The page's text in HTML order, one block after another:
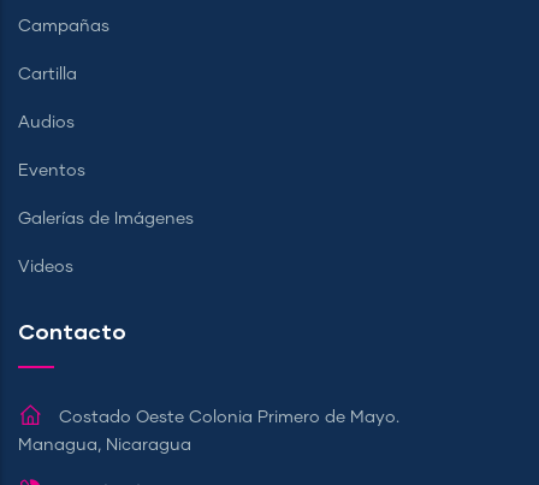
Campañas
Cartilla
Audios
Eventos
Galerías de Imágenes
Videos
Contacto
Costado Oeste Colonia Primero de Mayo.
Managua, Nicaragua